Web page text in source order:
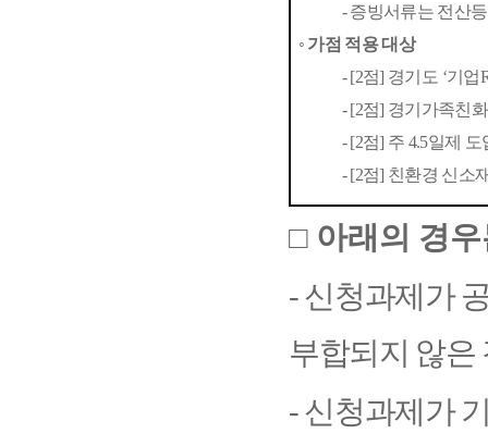
-증빙서류는 전산
◦ 가점 적용 대상
- [2점] 경기도 ‘기업
- [2점] 경기가족친
- [2점] 주 4.5일제 도
- [2점] 친환경 신소
□ 아래의 경
-신청과제가
부합되지 않은
-신청과제가